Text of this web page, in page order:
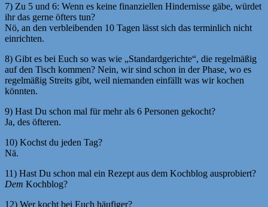
7) Zu 5 und 6: Wenn es keine finanziellen Hindernisse gäbe, würdet
ihr das gerne öfters tun?
Nö, an den verbleibenden 10 Tagen lässt sich das terminlich nicht
einrichten.
8) Gibt es bei Euch so was wie „Standardgerichte“, die regelmäßig
auf den Tisch kommen? Nein, wir sind schon in der Phase, wo es
regelmäßig Streits gibt, weil niemanden einfällt was wir kochen
könnten.
9) Hast Du schon mal für mehr als 6 Personen gekocht?
Ja, des öfteren.
10) Kochst du jeden Tag?
Nä.
11) Hast Du schon mal ein Rezept aus dem Kochblog ausprobiert?
Dem Kochblog?
12) Wer kocht bei Euch häufiger?